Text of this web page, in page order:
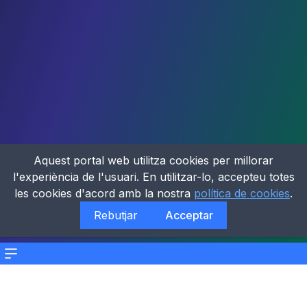
Menu
Aquest portal web utilitza cookies per millorar
l'experiència de l'usuari. En utilitzar-lo, accepteu totes
les cookies d'acord amb la nostra política de cookies.
Rebutjar
Acceptar